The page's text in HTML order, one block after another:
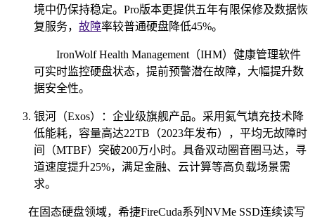
境中仍保持稳定。Pro版本更提供五年有限保修及数据恢
复服务， 故障率较普通硬盘降低45%。
IronWolf Health Management（IHM）健康管理软件
可实时监控硬盘状态，提前预警潜在故障，大幅提升数
据安全性。
银河（Exos）：企业级旗舰产品。采用氦气填充技术降
低能耗，容量高达22TB（2023年发布），平均无故障时
间（MTBF）突破200万小时。具备双动圈音圈马达，寻
道速度提升25%，满足金融、云计算等高负载场景需
求。
在固态硬盘领域，希捷FireCuda系列NVMe SSD连续读写